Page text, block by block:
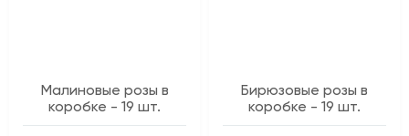
Малиновые розы в
коробке - 19 шт.
Бирюзовые розы в
коробке - 19 шт.